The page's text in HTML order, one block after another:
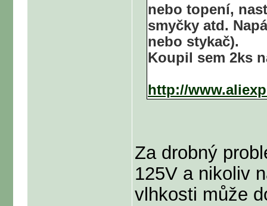
nebo topení,
smyčky atd.
nebo stykač).
Koupil sem 2ks
http://
Za drobný
125V a nikoliv
vlhkosti může